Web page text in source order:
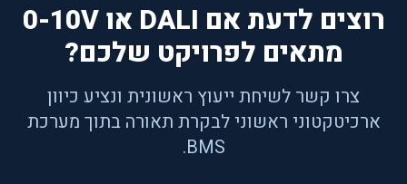
רוצים לדעת אם DALI או 0-10V
מתאים לפרויקט שלכם?
צרו קשר לשיחת ייעוץ ראשונית ונציע כיוון
ארכיטקטוני ראשוני לבקרת תאורה בתוך מערכת
BMS.